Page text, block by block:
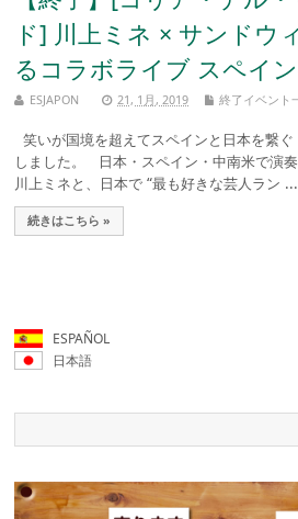
ド] 川上ミネ × サンドウ
るコラボライブ スペイ
ESJAPON 21, 1月, 2019 終了イベント
笑いが国境を超えてスペインと日本を繋
しました。 日本・スペイン・中南米で演
川上ミネと、日本で “最も好きな芸人ラン ...
続きはこちら »
ESPAÑOL
日本語